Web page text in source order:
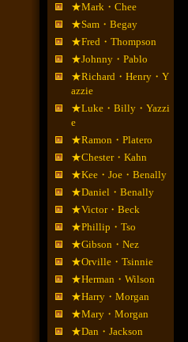
★Mark・Chee
★Sam・Begay
★Fred・Thompson
★Johnny・Pablo
★Richard・Henry・Y
azzie
★Luke・Billy・Yazzi
e
★Ramon・Platero
★Chester・Kahn
★Kee・Joe・Benally
★Daniel・Benally
★Victor・Beck
★Phillip・Tso
★Gibson・Nez
★Orville・Tsinnie
★Herman・Wilson
★Harry・Morgan
★Mary・Morgan
★Dan・Jackson